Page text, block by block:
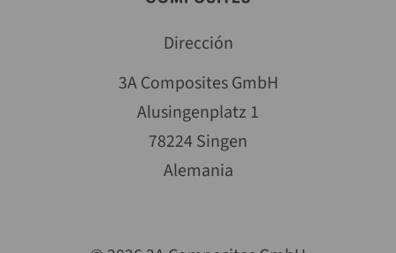
Dirección
3A Composites GmbH
Alusingenplatz 1
78224 Singen
Alemania